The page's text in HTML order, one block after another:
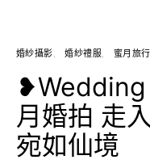
婚紗攝影 婚紗禮服 蜜月旅行
月婚拍 走
宛如仙境